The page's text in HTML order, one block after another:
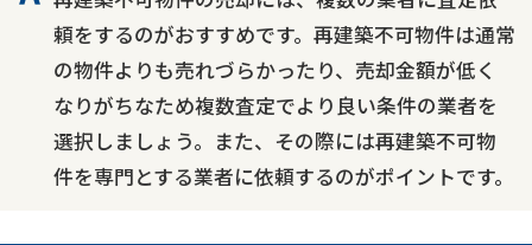
頼をするのがおすすめです。再建築不可物件は通常
の物件よりも売れづらかったり、売却金額が低く
なりがちなため複数査定でより良い条件の業者を
選択しましょう。また、その際には再建築不可物
件を専門とする業者に依頼するのがポイントです。